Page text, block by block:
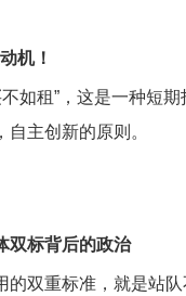
机！
如租”，这是一种短
主创新的原则。
双标背后的政治
双重标准，就是站